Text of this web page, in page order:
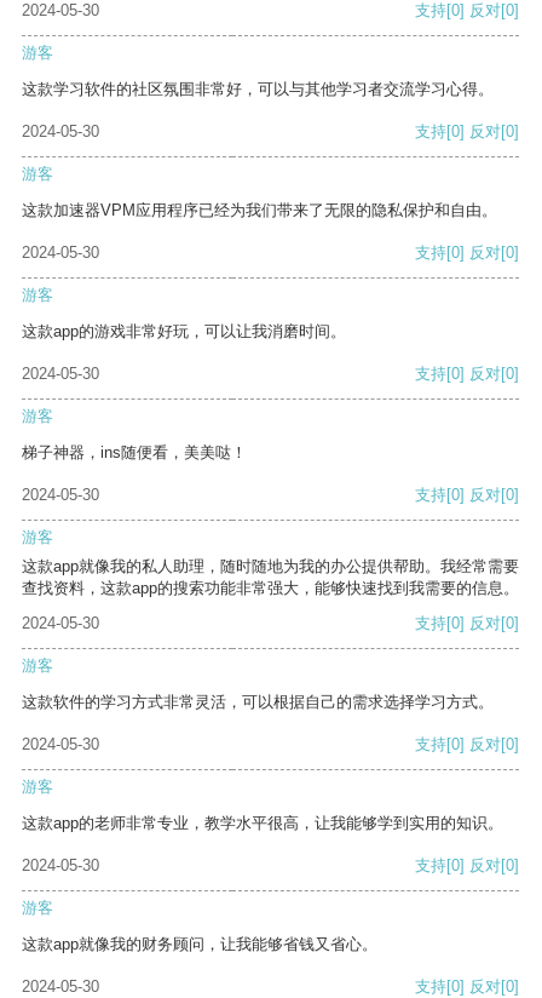
2024-05-30 支持[0] 反对[0]
游客
这款学习软件的社区氛围非常好，可以与其他学习者交流学习心得。
2024-05-30 支持[0] 反对[0]
游客
这款加速器VPM应用程序已经为我们带来了无限的隐私保护和自由。
2024-05-30 支持[0] 反对[0]
游客
这款app的游戏非常好玩，可以让我消磨时间。
2024-05-30 支持[0] 反对[0]
游客
梯子神器，ins随便看，美美哒！
2024-05-30 支持[0] 反对[0]
游客
这款app就像我的私人助理，随时随地为我的办公提供帮助。我经常需要
查找资料，这款app的搜索功能非常强大，能够快速找到我需要的信息。
2024-05-30
支持[0] 反对[0]
游客
这款软件的学习方式非常灵活，可以根据自己的需求选择学习方式。
2024-05-30 支持[0] 反对[0]
游客
这款app的老师非常专业，教学水平很高，让我能够学到实用的知识。
2024-05-30 支持[0] 反对[0]
游客
这款app就像我的财务顾问，让我能够省钱又省心。
2024-05-30 支持[0] 反对[0]